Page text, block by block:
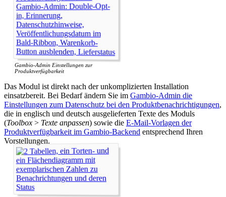
Gambio-Admin Einstellungen zur
Produktverfügbarkeit
Das Modul ist direkt nach der unkomplizierten Installation
einsatzbereit. Bei Bedarf ändern Sie im Gambio-Admin die
Einstellungen zum Datenschutz bei den Produktbenachrichtigungen,
die in englisch und deutsch ausgelieferten Texte des Moduls
(Toolbox > Texte anpassen) sowie die E-Mail-Vorlagen der
Produktverfügbarkeit im Gambio-Backend entsprechend Ihren
Vorstellungen.